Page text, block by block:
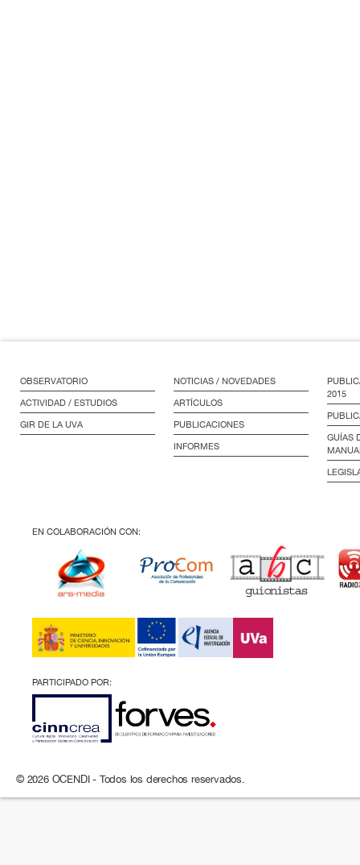
OBSERVATORIO
ACTIVIDAD / ESTUDIOS
GIR DE LA UVA
NOTICIAS / NOVEDADES
ARTÍCULOS
PUBLICACIONES
INFORMES
2015
GUÍAS
EN COLABORACIÓN CON:
PARTICIPADO POR:
© 2026 OCENDI - Todos los derechos reservados.